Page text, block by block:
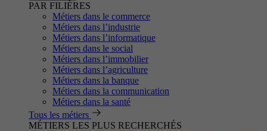
PAR FILIÈRES
Métiers dans le commerce
Métiers dans l’industrie
Métiers dans l’informatique
Métiers dans le social
Métiers dans l’immobilier
Métiers dans l’agriculture
Métiers dans la banque
Métiers dans la communication
Métiers dans la santé
Tous les métiers
MÉTIERS LES PLUS RECHERCHÉS